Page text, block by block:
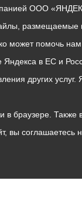
ООО
размещаемые
помочь
в ЕС и
других
в браузере.
вы